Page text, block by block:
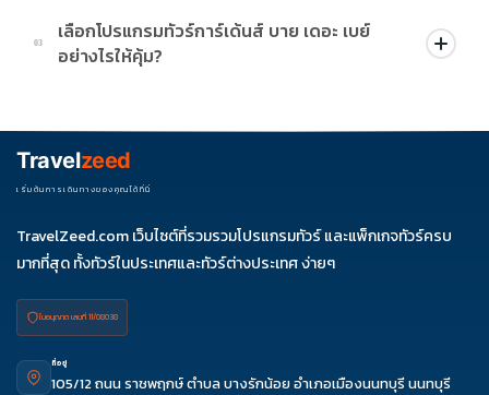
บางโปรแกรมมีโปรผ่อน 0% หรือโปรโมชั่นบัตรเครดิตตามเงื่อนไขที่
บริษัทกำหนด สามารถดูสัญลักษณ์โปรโมชั่นในรายการทัวร์แต่ละ
รายการได้
03
เลือกโปรแกรมทัวร์การ์เด้นส์ บาย เดอะ เบย์
อย่างไรให้คุ้ม?
ช่วงราคา ไม่ควรเทียบจากราคาต่ำสุดเพียงอย่างเดียว
Travelzeed
เริ่มต้นการเดินทางของคุณได้ที่นี่
TravelZeed.com เว็บไซต์ที่รวมรวมโปรแกรมทัวร์ และแพ็กเกจทัวร์ครบ
มากที่สุด ทั้งทัวร์ในประเทศและทัวร์ต่างประเทศ ง่ายๆ
ใบอนุญาต เลขที่ 11/08038
ที่อยู่
105/12 ถนน ราชพฤกษ์ ตำบล บางรักน้อย อำเภอเมืองนนทบุรี นนทบุรี